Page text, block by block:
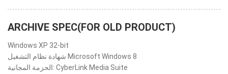
ARCHIVE SPEC(FOR OLD PRODUCT)
Windows XP 32-bit
شهادة نظام التشغيل Microsoft Windows 8
الحزمة المجانية: CyberLink Media Suite